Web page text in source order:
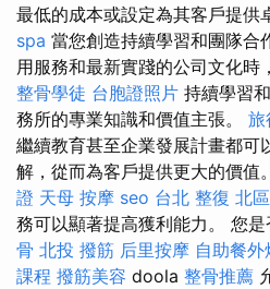
最低的成本或設定為其客戶提供
spa 當您創造持續學習和團隊合
用服務和最新實踐的公司文化時
整骨學徒 台胞證照片 持續學習
務所的專業知識和價值主張。 旅
繼續教育甚至企業發展計畫都可
解，從而為客戶提供更大的價值
證 天母 按摩 seo 台北 整復 北
務可以顯著提高獲利能力。 您
骨 北投 撥筋 后里按摩 自助餐外
課程 撥筋美容 doola 整骨推薦